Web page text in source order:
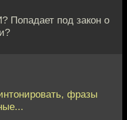
Попадает под закон о
фразы